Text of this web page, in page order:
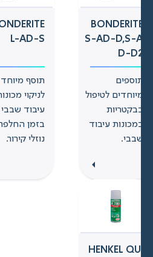
S-AD-D,S-
D-
לטיפול
עיבוד
BONDERITE
L-AD-S
תוסף מיוחד
לניקוי מכונות
עיבוד שבבי
בזמן החלפת
נוזלי קירור.
HENKEL